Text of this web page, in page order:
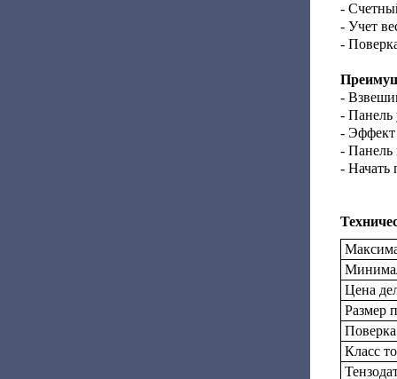
-
- Учет
-
-
- Панель
- Эффект
- Панель
- Начать
Цена
Размер
Поверка
Класс